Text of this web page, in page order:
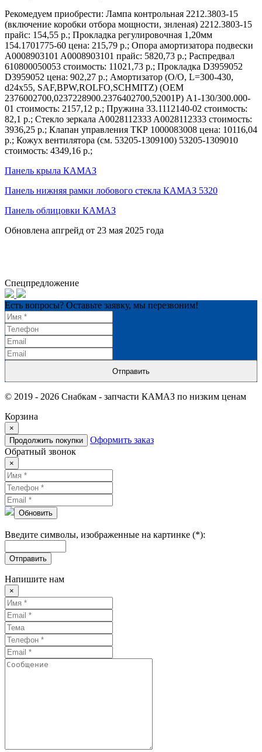
Рекомедуем приобрести: Лампа контрольная 2212.3803-15
(включение коробки отбора мощности, знленая) 2212.3803-15
прайс: 154,55 р.; Прокладка регулировочная 1,20мм
154.1701775-60 цена: 215,79 р.; Опора амортизатора подвески
A0008903101 A0008903101 прайс: 5820,73 р.; Распредвал
610800050053 стоимость: 11021,73 р.; Прокладка D3959052
D3959052 цена: 902,27 р.; Амортизатор (O/O, L=300-430,
d24x55, SAF,BPW,ROLFO,SCHMITZ) (OEM
2376002700,0237228900.2376402700,52001P) А1-130/300.000-
01 стоимость: 2157,12 р.; Пружина 33.1112140-02 стоимость:
82,1 р.; Стекло зеркала A0028112333 A0028112333 стоимость:
3936,25 р.; Клапан управления ТКР 1000083008 цена: 10116,04
р.; Кожух вентилятора (см. 53205-1309100) 53205-1309010
стоимость: 4349,16 р.;
Панель крыла КАМАЗ
Панель нижняя рамки лобового стекла КАМАЗ 5320
Панель облицовки КАМАЗ
Обновлена апгрейд от 23 мая 2025 года
Спецпредложение
Есть вопросы? Оставьте заявку, мы перезвоним!
Отправить
© 2019 - 2026 Снабкам - запчасти КАМАЗ по низким ценам
Корзина
×
Продолжить покупки
Оформить заказ
Обратный звонок
×
Обновить
Введите символы, изображенные на картинке (*):
Отправить
Напишите нам
×